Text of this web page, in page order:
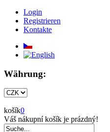
Login
Registrieren
Kontakte
Währung:
košík0
Váš nákupní košík je prázdný!